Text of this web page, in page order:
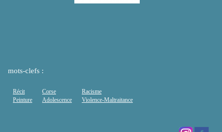
mots-clefs :
Récit
Peinture
Corse
Adolescence
Racisme
Violence-Maltraitance